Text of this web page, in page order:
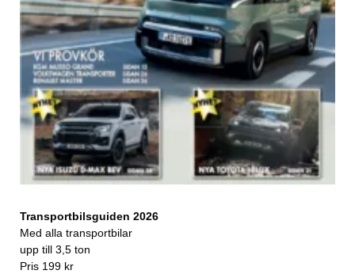
Transportbilsguiden 2026
Med alla transportbilar
upp till 3,5 ton
Pris 199 kr